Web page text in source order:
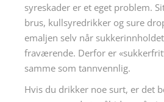
syreskader er et eget problem.
brus, kullsyredrikker og sure
emaljen selv når
fraværende. Derfor er
samme som tannvennlig.
Hvis du drikker noe surt, er det